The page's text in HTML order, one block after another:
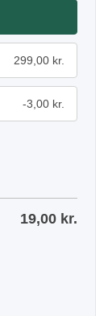
299,00 kr.
-3,00 kr.
19,00 kr.